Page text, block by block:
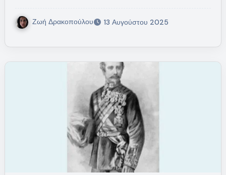
Ζωή Δρακοπούλου 13 Αυγούστου 2025